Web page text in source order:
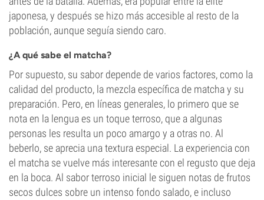
japonesa, y después se hizo más accesible al resto de la
población, aunque seguía siendo caro.
¿A qué sabe el matcha?
Por supuesto, su sabor depende de varios factores, como la
calidad del producto, la mezcla específica de matcha y su
preparación. Pero, en líneas generales, lo primero que se
nota en la lengua es un toque terroso, que a algunas
personas les resulta un poco amargo y a otras no. Al
beberlo, se aprecia una textura especial. La experiencia con
el matcha se vuelve más interesante con el regusto que deja
en la boca. Al sabor terroso inicial le siguen notas de frutos
secos dulces sobre un intenso fondo salado, e incluso